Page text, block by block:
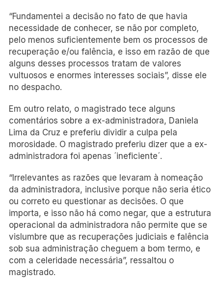
“Fundamentei a decisão no fato de que havia
necessidade de conhecer, se não por completo,
pelo menos suficientemente bem os processos de
recuperação e/ou falência, e isso em razão de que
alguns desses processos tratam de valores
vultuosos e enormes interesses sociais”, disse ele
no despacho.
Em outro relato, o magistrado tece alguns
comentários sobre a ex-administradora, Daniela
Lima da Cruz e preferiu dividir a culpa pela
morosidade. O magistrado preferiu dizer que a ex-
administradora foi apenas ´ineficiente´.
“Irrelevantes as razões que levaram à nomeação
da administradora, inclusive porque não seria ético
ou correto eu questionar as decisões. O que
importa, e isso não há como negar, que a estrutura
operacional da administradora não permite que se
vislumbre que as recuperações judiciais e falência
sob sua administração cheguem a bom termo, e
com a celeridade necessária”, ressaltou o
magistrado.